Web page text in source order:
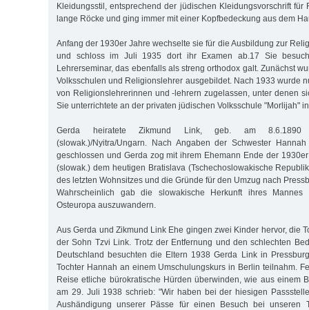
Kleidungsstil, entsprechend der jüdischen Kleidungsvorschrift für
lange Röcke und ging immer mit einer Kopfbedeckung aus dem
Anfang der 1930er Jahre wechselte sie für die Ausbildung zur
und schloss im Juli 1935 dort ihr Examen ab.17 Sie
Lehrerseminar, das ebenfalls als streng orthodox galt. Zunächst
Volksschulen und Religionslehrer ausgebildet. Nach 1933 wurde
von Religionslehrerinnen und -lehrern zugelassen, unter denen
Sie unterrichtete an der privaten jüdischen Volksschule "Morlijah"
Gerda heiratete Zikmund Link, geb. am 8.6.1890
(slowak.)/Nyitra/Ungarn. Nach Angaben der Schwester
geschlossen und Gerda zog mit ihrem Ehemann Ende der
(slowak.) dem heutigen Bratislava (Tschechoslowakische
des letzten Wohnsitzes und die Gründe für den Umzug nach
Wahrscheinlich gab die slowakische Herkunft ihres Mannes
Osteuropa auszuwandern.
Aus Gerda und Zikmund Link Ehe gingen zwei Kinder hervor, die
der Sohn Tzvi Link. Trotz der Entfernung und den schlechten
Deutschland besuchten die Eltern 1938 Gerda Link in
Tochter Hannah an einem Umschulungskurs in Berlin teilnahm.
Reise etliche bürokratische Hürden überwinden, wie aus einem
am 29. Juli 1938 schrieb: "Wir haben bei der hiesigen
Aushändigung unserer Pässe für einen Besuch bei unseren